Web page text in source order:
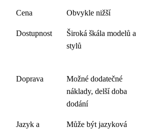
Cena Obvykle nižší
Dostupnost
Široká škála modelů a
stylů
Doprava
Možné dodatečné
náklady, delší doba
dodání
Jazyk a
Může být jazyková